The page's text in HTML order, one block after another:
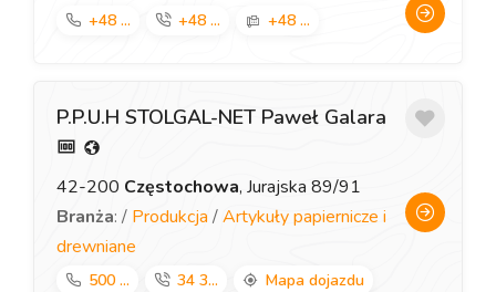
+48 ... +48 ... +48 ...
P.P.U.H STOLGAL-NET Paweł Galara
42-200 Częstochowa, Jurajska 89/91
Branża: / Produkcja /Artykuły papiernicze i
drewniane
500 ... 34 3... Mapa dojazdu